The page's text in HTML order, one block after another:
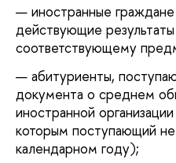
иностранные
действующие
соответствующему
абитуриенты,
документа о среднем
иностранной
которым поступающий
календарном году);